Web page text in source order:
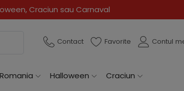
Craciun sau Carnaval
Contact Favorite Contul
Halloween Craciun